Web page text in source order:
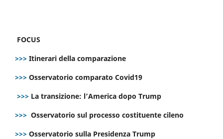
FOCUS
>>> Itinerari della comparazione
>>> Osservatorio comparato Covid19
>>> La transizione: l’America dopo Trump
>>> Osservatorio sul processo costituente cileno
>>> Osservatorio sulla Presidenza Trump